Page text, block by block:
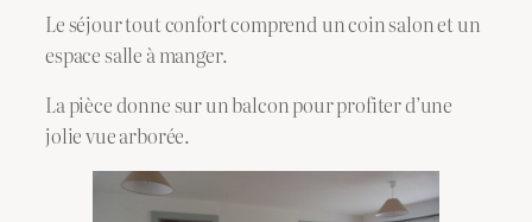
Le séjour tout confort comprend un coin salon et un
espace salle à manger.
La pièce donne sur un balcon pour profiter d’une
jolie vue arborée.